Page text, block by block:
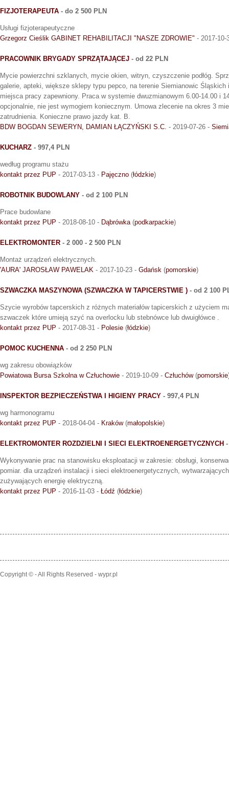
FIZJOTERAPEUTA - do 2 500 PLN
Usługi fizjoterapeutyczne
Grzegorz Cieślik GABINET REHABILITACJI "NASZE ZDROWIE" - 2017-
PRACOWNIK BRYGADY SPRZĄTAJĄCEJ - od 22 PLN
Mycie powierzchni szklanych, mycie okien, witryn, czyszczenie podłóg.
galerie, apteki, większe sklepy typu pepco, na terenie Siemianowic
miejsca pracy zapewniony. Praca w systemie dwuzmianowym 6.00-14.00 i
opcjonalnie, nie jest wymogiem koniecznym. Umowa zlecenie na okres 3
zatrudnienia. Konieczne prawo jazdy kat. B.
BDW BOGDAN SEWERYN, DAMIAN ŁĄCZYŃSKI S.C. - 2019-07-26 -
KUCHARZ - 997,4 PLN
według programu stażu
kontakt przez PUP - 2017-03-13 - Pajęczno (łódzkie)
ROBOTNIK BUDOWLANY - od 2 100 PLN
Prace budowlane
kontakt przez PUP - 2018-08-10 - Dąbrówka(podkarpackie)
ELEKTROMONTER - 2 000 - 2 500 PLN
Montaż urządzeń elektrycznych.
'AURA' JAROSŁAW PAWELAK - 2017-10-23 - Gdańsk (pomorskie)
SZWACZKA MASZYNOWA (SZWACZKA W TAPICERSTWIE ) - od 2 100
Szycie wyrobów tapcerskich z różnych materiałów tapicerskich z użyciem
szwaczek które umieją szyć na overlocku lub stebnówce lub dwuigłówce .
kontakt przez PUP - 2017-08-31 - Polesie (łódzkie)
POMOC KUCHENNA - od 2 250 PLN
wg zakresu obowiązków
Powiatowa Bursa Szkolna w Człuchowie - 2019-10-09 - Człuchów(pomorskie
INSPEKTOR BEZPIECZEŃSTWA I HIGIENY PRACY - 997,4 PLN
wg harmonogramu
kontakt przez PUP - 2018-04-04 - Kraków(małopolskie)
ELEKTROMONTER ROZDZIELNI I SIECI ELEKTROENERGETYCZNYCH
Wykonywanie prac na stanowisku eksploatacji w zakresie: obsługi,
pomiar. dla urządzeń instalacji i sieci elektroenergetycznych,
zużywających energię elektryczną.
kontakt przez PUP - 2016-11-03 - Łódź (łódzkie)
Copyright © - All Rights Reserved - wypr.pl